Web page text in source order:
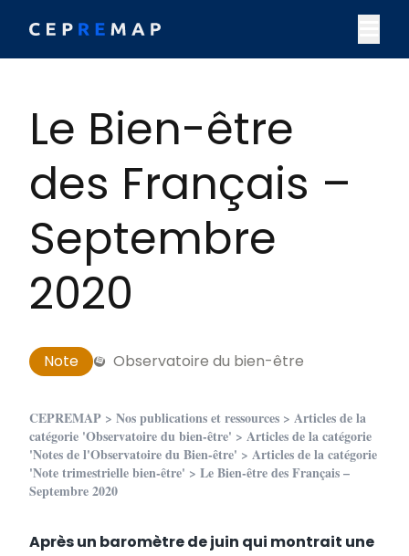
Le Bien-être
des Français –
Septembre
2020
Note Observatoire du bien-être
CEPREMAP > Nos publications et ressources > Articles de la
catégorie 'Observatoire du bien-être' > Articles de la catégorie
'Notes de l'Observatoire du Bien-être' > Articles de la catégorie
'Note trimestrielle bien-être' > Le Bien-être des Français –
Septembre 2020
Après un baromètre de juin qui montrait une